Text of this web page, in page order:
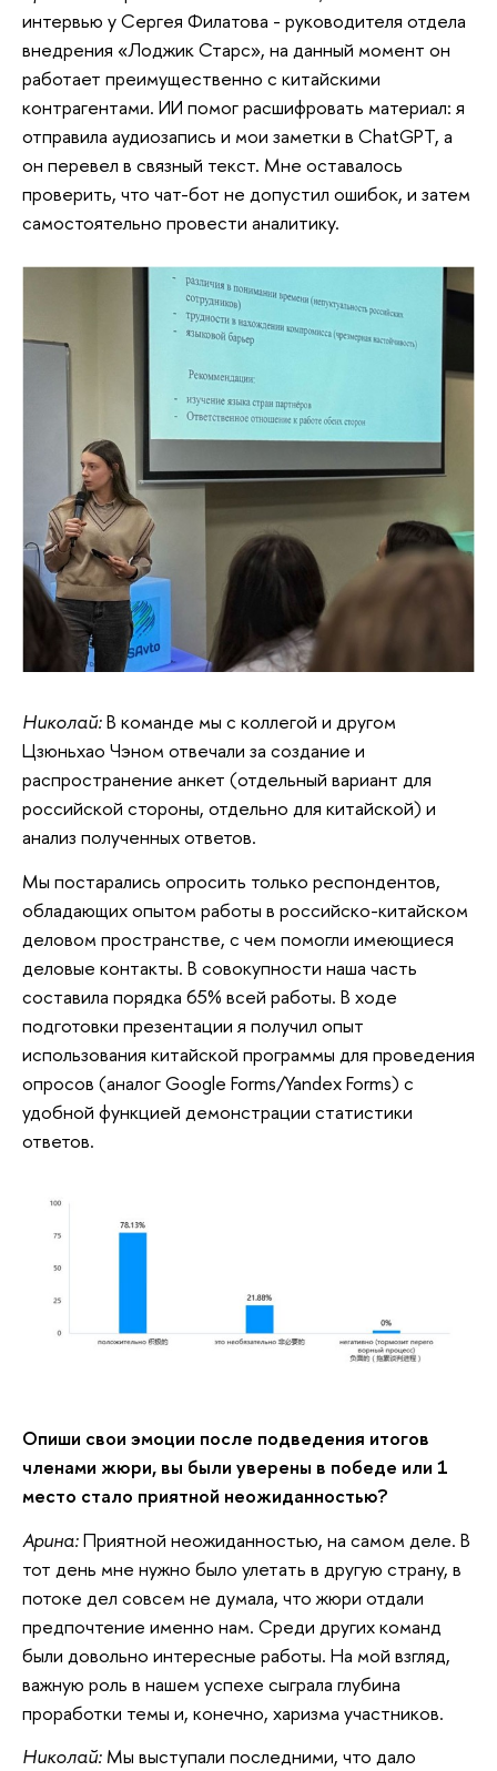
интервью у Сергея Филатова - руководителя отдела
внедрения «Лоджик Старс», на данный момент он
работает преимущественно с китайскими
контрагентами. ИИ помог расшифровать материал: я
отправила аудиозапись и мои заметки в ChatGPT, а
он перевел в связный текст. Мне оставалось
проверить, что чат-бот не допустил ошибок, и затем
самостоятельно провести аналитику.
Николай:В команде мы с коллегой и другом
Цзюньхао Чэном отвечали за создание и
распространение анкет (отдельный вариант для
российской стороны, отдельно для китайской) и
анализ полученных ответов.
Мы постарались опросить только респондентов,
обладающих опытом работы в российско-китайском
деловом пространстве, с чем помогли имеющиеся
деловые контакты. В совокупности наша часть
составила порядка 65% всей работы. В ходе
подготовки презентации я получил опыт
использования китайской программы для проведения
опросов (аналог Google Forms/Yandex Forms) с
удобной функцией демонстрации статистики
ответов.
Опиши свои эмоции после подведения итогов
членами жюри, вы были уверены в победе или 1
место стало приятной неожиданностью?
Арина:Приятной неожиданностью, на самом деле. В
тот день мне нужно было улетать в другую страну, в
потоке дел совсем не думала, что жюри отдали
предпочтение именно нам. Среди других команд
были довольно интересные работы. На мой взгляд,
важную роль в нашем успехе сыграла глубина
проработки темы и, конечно, харизма участников.
Николай: Мы выступали последними, что дало